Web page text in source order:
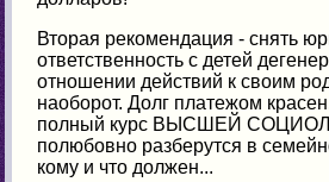
Вторая рекомендация - снять
ответственность с детей
отношении действий к своим
наоборот. Долг платежом
полный курс ВЫСШЕЙ
полюбовно разберутся в
кому и что должен...